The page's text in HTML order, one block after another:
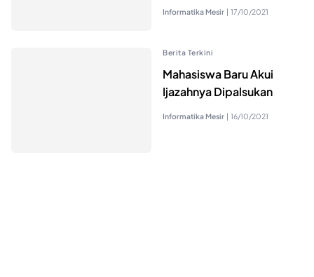
Informatika Mesir | 17/10/2021
Berita Terkini
Mahasiswa Baru Akui
Ijazahnya Dipalsukan
Informatika Mesir | 16/10/2021